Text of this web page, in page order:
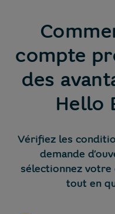
compte
des
Hello
Vérifiez les
demande
sélectionnez votre
tout en